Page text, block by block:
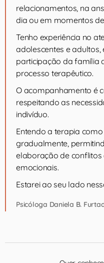
relacionamentos, na
dia ou em momentos
Tenho experiência no
adolescentes e
participação da família
processo terapêutico.
O acompanhamento é
respeitando as
indivíduo.
Entendo a terapia
gradualmente,
elaboração de conflitos
emocionais.
Estarei ao seu lado
Psicóloga Daniela B.